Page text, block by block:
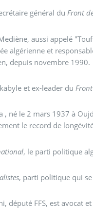
général duFront
aussi appelé
algérienne et
depuis novembre 1990.
et ex-leader du
, né le 2 mars 1937 à
le record de
, le parti politique
, parti politique qui
député FFS, est avocat